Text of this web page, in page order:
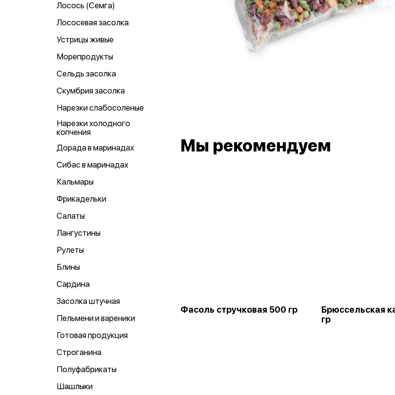
Лосось (Семга)
Лососевая засолка
Устрицы живые
Морепродукты
Сельдь засолка
Скумбрия засолка
Нарезки слабосоленые
Нарезки холодного
копчения
Дорада в маринадах
Сибас в маринадах
Кальмары
Фрикадельки
Салаты
Лангустины
Рулеты
Блины
Сардина
Засолка штучная
Пельмени и вареники
Готовая продукция
Строганина
Полуфабрикаты
Шашлыки
Мы рекомендуем
Фасоль стручковая 500 гр
Брюссельская
гр